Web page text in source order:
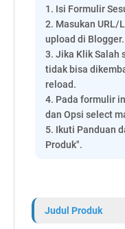
1. Isi Formulir
2. Masukan URL/
upload di Blogger.
3. Jika Klik Salah
tidak bisa
reload.
4. Pada formulir
dan Opsi select
5. Ikuti Panduan
Produk".
Judul Produk